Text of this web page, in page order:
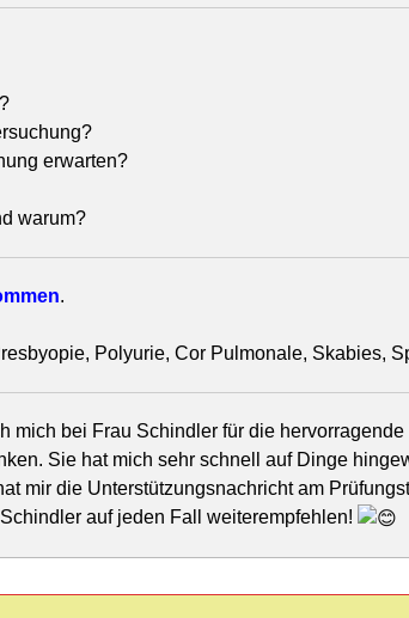
erwarten?
warum?
.
Polyurie, Cor Pulmonale, Skabies,
mich bei Frau Schindler für die hervorragende
Sie hat mich sehr schnell auf Dinge
mir die Unterstützungsnachricht am
auf jeden Fall weiterempfehlen!